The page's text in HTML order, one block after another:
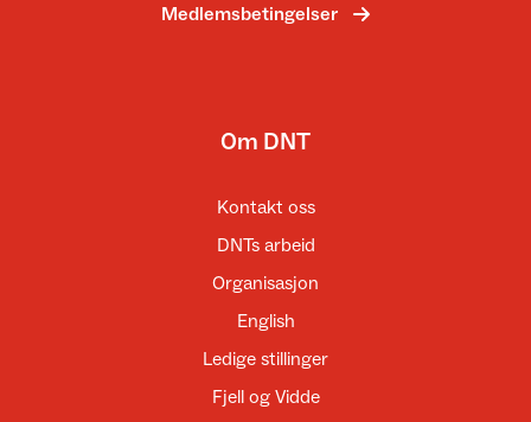
Medlemsbetingelser
Om DNT
Kontakt oss
DNTs arbeid
Organisasjon
English
Ledige stillinger
Fjell og Vidde